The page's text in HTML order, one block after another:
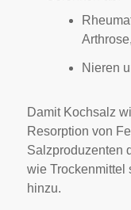
Nieren
Damit Kochsalz
Resorption von
Salzproduzenten
wie Trockenmittel
hinzu.